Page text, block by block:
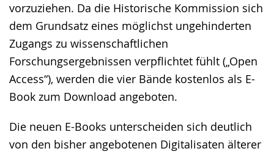
vorzuziehen. Da die Historische Kommission sich
dem Grundsatz eines möglichst ungehinderten
Zugangs zu wissenschaftlichen
Forschungsergebnissen verpflichtet fühlt („Open
Access“), werden die vier Bände kostenlos als E-
Book zum Download angeboten.
Die neuen E-Books unterscheiden sich deutlich
von den bisher angebotenen Digitalisaten älterer